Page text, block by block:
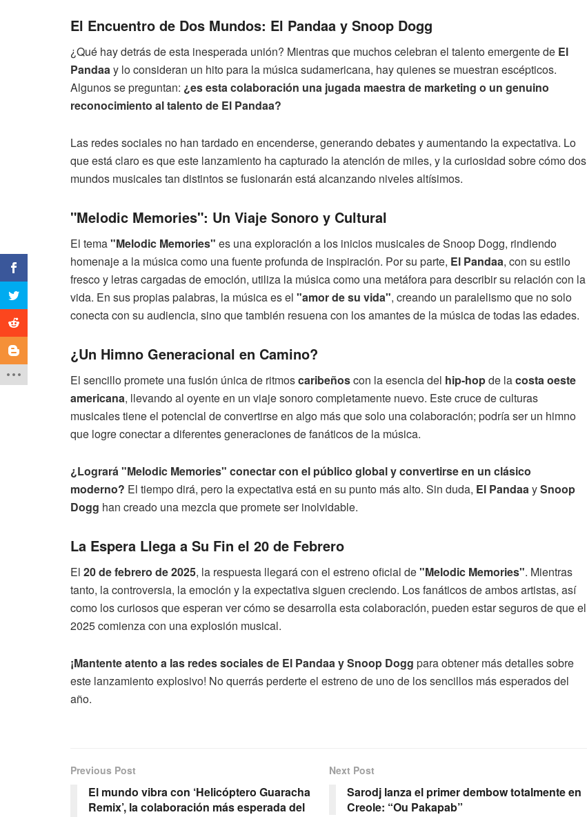
El Encuentro de Dos Mundos: El Pandaa y Snoop Dogg
¿Qué hay detrás de esta inesperada unión? Mientras que muchos celebran el talento emergente de El
Pandaay lo consideran un hito para la música sudamericana, hay quienes se muestran escépticos.
Algunos se preguntan: ¿es esta colaboración una jugada maestra de marketing o un genuino
reconocimiento al talento de El Pandaa?
Las redes sociales no han tardado en encenderse, generando debates y aumentando la expectativa. Lo
que está claro es que este lanzamiento ha capturado la atención de miles, y la curiosidad sobre cómo dos
mundos musicales tan distintos se fusionarán está alcanzando niveles altísimos.
"Melodic Memories": Un Viaje Sonoro y Cultural
El tema"Melodic Memories" es una exploración a los inicios musicales de Snoop Dogg, rindiendo
homenaje a la música como una fuente profunda de inspiración. Por su parte, El Pandaa, con su estilo
fresco y letras cargadas de emoción, utiliza la música como una metáfora para describir su relación con la
vida. En sus propias palabras, la música es el "amor de su vida", creando un paralelismo que no solo
conecta con su audiencia, sino que también resuena con los amantes de la música de todas las edades.
¿Un Himno Generacional en Camino?
El sencillo promete una fusión única de ritmoscaribeñoscon la esencia del hip-hopde lacosta oeste
americana, llevando al oyente en un viaje sonoro completamente nuevo. Este cruce de culturas
musicales tiene el potencial de convertirse en algo más que solo una colaboración; podría ser un himno
que logre conectar a diferentes generaciones de fanáticos de la música.
¿Logrará "Melodic Memories" conectar con el público global y convertirse en un clásico
moderno? El tiempo dirá, pero la expectativa está en su punto más alto. Sin duda, El PandaaySnoop
Dogg han creado una mezcla que promete ser inolvidable.
La Espera Llega a Su Fin el 20 de Febrero
El 20 de febrero de 2025, la respuesta llegará con el estreno oficial de"Melodic Memories". Mientras
tanto, la controversia, la emoción y la expectativa siguen creciendo. Los fanáticos de ambos artistas, así
como los curiosos que esperan ver cómo se desarrolla esta colaboración, pueden estar seguros de que el
2025 comienza con una explosión musical.
¡Mantente atento a las redes sociales de El Pandaa y Snoop Dogg para obtener más detalles sobre
este lanzamiento explosivo! No querrás perderte el estreno de uno de los sencillos más esperados del
año.
Previous Post
El mundo vibra con ‘Helicóptero Guaracha
Remix’, la colaboración más esperada del
Next Post
Sarodj lanza el primer dembow totalmente en
Creole: “Ou Pakapab”